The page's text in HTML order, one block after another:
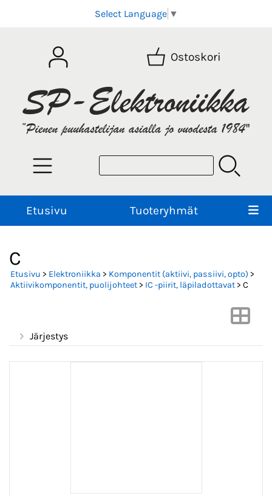
Select Language ▼
Ostoskori
Etusivu Tuoteryhmät
C
Etusivu > Elektroniikka > Komponentit (aktiivi, passiivi, opto) >
Aktiivikomponentit, puolijohteet> IC -piirit, läpiladottavat> C
Järjestys